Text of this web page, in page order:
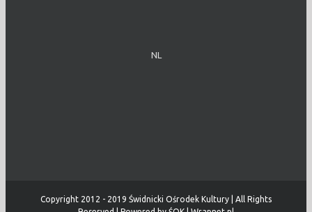
NL
Copyright 2012 - 2019 Świdnicki Ośrodek Kultury | All Rights